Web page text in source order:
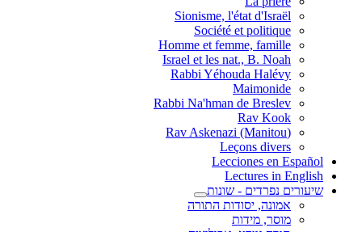
Sionisme, l'état d'Israël
Société et politique
Homme et femme, famille
Israel et les nat., B. Noah
Rabbi Yéhouda Halévy
Maimonide
Rabbi Na'hman de Breslev
Rav Kook
(Rav Askenazi (Manitou
Leçons divers
Lecciones en Español
Lectures in English
שיעורים נפרדים - שונות
אמונה, יסודות התורה
מוסר, מידות